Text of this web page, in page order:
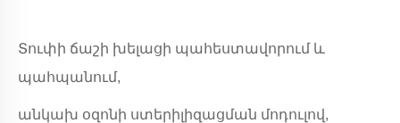
Տուփի ճաշի խելացի պահեստավորում և
պահպանում,
անկախ օզոնի ստերիլիզացման մոդուլով,